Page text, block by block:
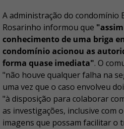
A administração do condomínio
Rosarinho informou que
conhecimento de uma briga
condomínio acionou as
forma quase imediata". O
"não houve qualquer falha na
uma vez que o caso envolveu
"à disposição para colaborar
as investigações, inclusive com
imagens que possam facilitar o